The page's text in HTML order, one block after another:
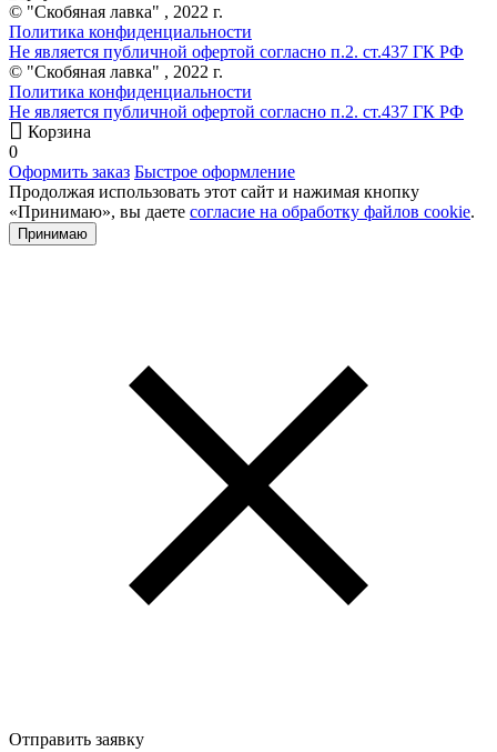
© "Скобяная лавка" , 2022 г.
Политика конфиденциальности
Не является публичной офертой согласно п.2. ст.437 ГК РФ
© "Скобяная лавка" , 2022 г.
Политика конфиденциальности
Не является публичной офертой согласно п.2. ст.437 ГК РФ
Корзина
0
Оформить заказ Быстрое оформление
Продолжая использовать этот сайт и нажимая кнопку
«Принимаю», вы даете согласие на обработку файлов cookie.
Принимаю
Отправить заявку